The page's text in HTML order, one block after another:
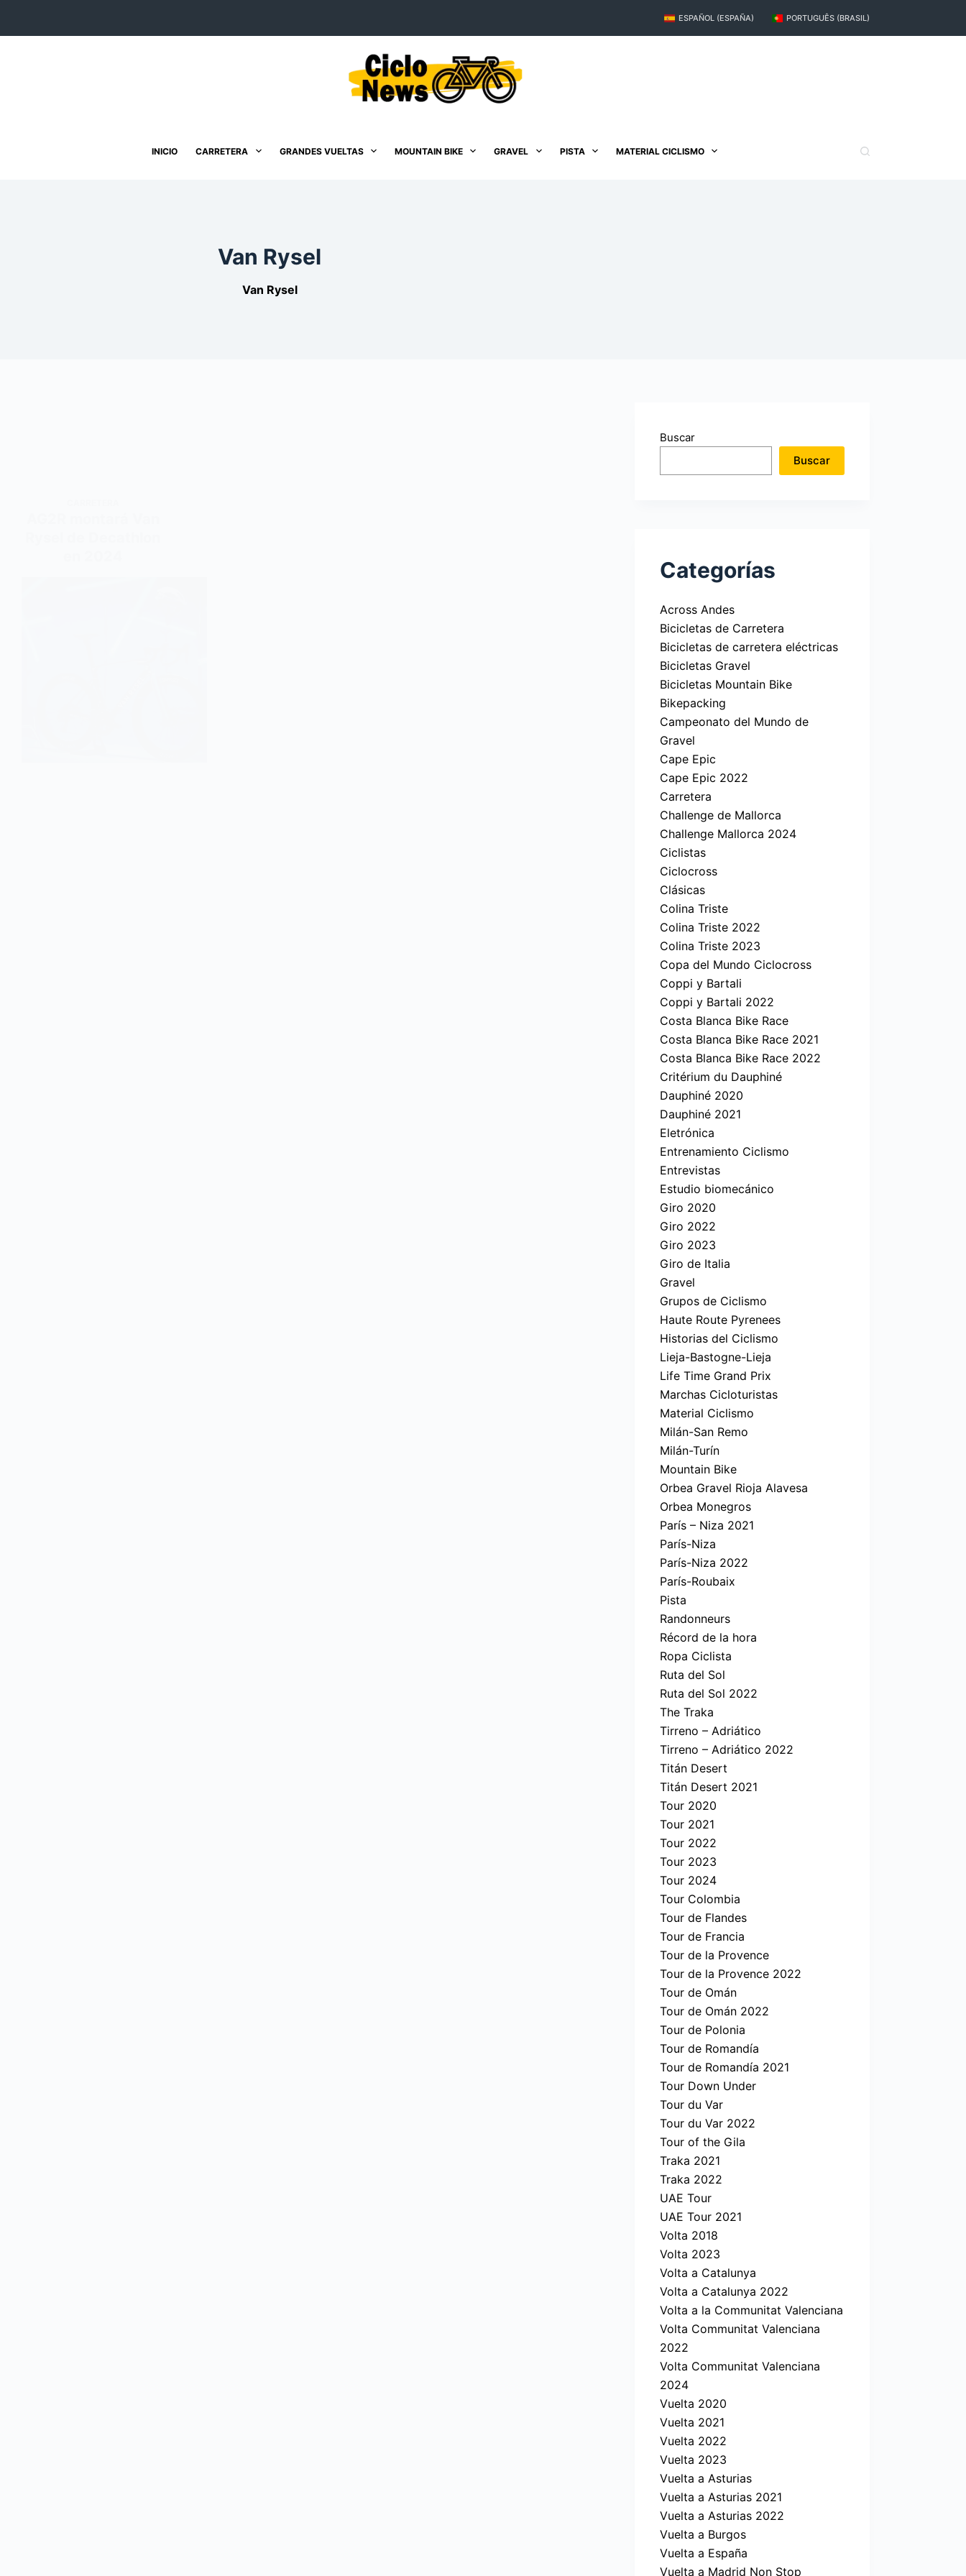
ESPAÑOL (ESPAÑA) PORTUGUÊS (BRASIL)
INICIO CARRETERA GRANDES VUELTAS MOUNTAIN BIKE GRAVEL PISTA MATERIAL CICLISMO
Van Rysel
Van Rysel
Buscar
Buscar
Categorías
Across Andes
Bicicletas de Carretera
Bicicletas de carretera eléctricas
Bicicletas Gravel
Bicicletas Mountain Bike
Bikepacking
Campeonato del Mundo de
Gravel
Cape Epic
Cape Epic 2022
Carretera
Challenge de Mallorca
Challenge Mallorca 2024
Ciclistas
Ciclocross
Clásicas
Colina Triste
Colina Triste 2022
Colina Triste 2023
Copa del Mundo Ciclocross
Coppi y Bartali
Coppi y Bartali 2022
Costa Blanca Bike Race
Costa Blanca Bike Race 2021
Costa Blanca Bike Race 2022
Critérium du Dauphiné
Dauphiné 2020
Dauphiné 2021
Eletrónica
Entrenamiento Ciclismo
Entrevistas
Estudio biomecánico
Giro 2020
Giro 2022
Giro 2023
Giro de Italia
Gravel
Grupos de Ciclismo
Haute Route Pyrenees
Historias del Ciclismo
Lieja-Bastogne-Lieja
Life Time Grand Prix
Marchas Cicloturistas
Material Ciclismo
Milán-San Remo
Milán-Turín
Mountain Bike
Orbea Gravel Rioja Alavesa
Orbea Monegros
París – Niza 2021
París-Niza
París-Niza 2022
París-Roubaix
Pista
Randonneurs
Récord de la hora
Ropa Ciclista
Ruta del Sol
Ruta del Sol 2022
The Traka
Tirreno – Adriático
Tirreno – Adriático 2022
Titán Desert
Titán Desert 2021
Tour 2020
Tour 2021
Tour 2022
Tour 2023
Tour 2024
Tour Colombia
Tour de Flandes
Tour de Francia
Tour de la Provence
Tour de la Provence 2022
Tour de Omán
Tour de Omán 2022
Tour de Polonia
Tour de Romandía
Tour de Romandía 2021
Tour Down Under
Tour du Var
Tour du Var 2022
Tour of the Gila
Traka 2021
Traka 2022
UAE Tour
UAE Tour 2021
Volta 2018
Volta 2023
Volta a Catalunya
Volta a Catalunya 2022
Volta a la Communitat Valenciana
Volta Communitat Valenciana
2022
Volta Communitat Valenciana
2024
Vuelta 2020
Vuelta 2021
Vuelta 2022
Vuelta 2023
Vuelta a Asturias
Vuelta a Asturias 2021
Vuelta a Asturias 2022
Vuelta a Burgos
Vuelta a España
Vuelta a Madrid Non Stop